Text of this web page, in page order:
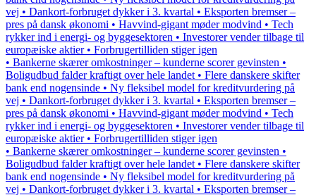
vej • Dankort-forbruget dykker i 3. kvartal • Eksporten bremser –
pres på dansk økonomi • Havvind-gigant møder modvind • Tech
rykker ind i energi- og byggesektoren • Investorer vender tilbage til
europæiske aktier • Forbrugertilliden stiger igen
• Bankerne skærer omkostninger – kunderne scorer gevinsten •
Boligudbud falder kraftigt over hele landet • Flere danskere skifter
bank end nogensinde • Ny fleksibel model for kreditvurdering på
vej • Dankort-forbruget dykker i 3. kvartal • Eksporten bremser –
pres på dansk økonomi • Havvind-gigant møder modvind • Tech
rykker ind i energi- og byggesektoren • Investorer vender tilbage til
europæiske aktier • Forbrugertilliden stiger igen
• Bankerne skærer omkostninger – kunderne scorer gevinsten •
Boligudbud falder kraftigt over hele landet • Flere danskere skifter
bank end nogensinde • Ny fleksibel model for kreditvurdering på
vej • Dankort-forbruget dykker i 3. kvartal • Eksporten bremser –